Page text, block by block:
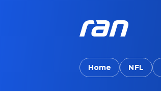
Home NFL